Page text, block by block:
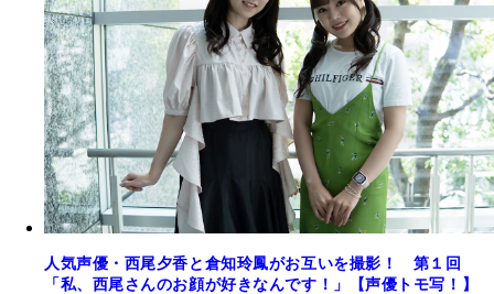
人気声優・西尾夕香と倉知玲鳳がお互いを撮影！ 第１回
「私、西尾さんのお顔が好きなんです！」【声優トモ写！】